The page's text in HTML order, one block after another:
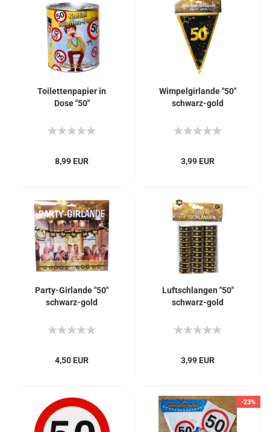
Toilettenpapier in
Dose "50"
8,99 EUR
Wimpelgirlande "50"
schwarz-gold
3,99 EUR
Party-Girlande "50"
schwarz-gold
4,50 EUR
Luftschlangen "50"
schwarz-gold
3,99 EUR
-23%